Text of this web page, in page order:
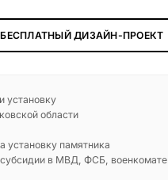
ДИЗАЙН-ПРОЕКТ
установку
области
установку памятника
в МВД, ФСБ, военкомате